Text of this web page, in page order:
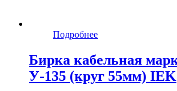
Подробнее
Бирка кабельная
У-135 (круг 55мм) IEK